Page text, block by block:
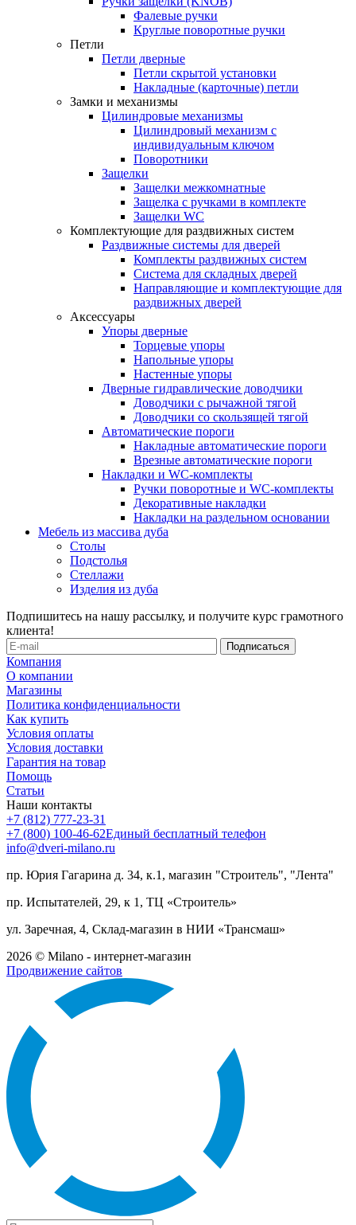
Фалевые ручки
Круглые поворотные ручки
Петли
Петли дверные
Петли скрытой установки
Накладные (карточные) петли
Замки и механизмы
Цилиндровые механизмы
Цилиндровый механизм с
индивидуальным ключом
Поворотники
Защелки
Защелки межкомнатные
Защелка с ручками в комплекте
Защелки WC
Комплектующие для раздвижных систем
Раздвижные системы для дверей
Комплекты раздвижных систем
Система для складных дверей
Направляющие и комплектующие для
раздвижных дверей
Аксессуары
Упоры дверные
Торцевые упоры
Напольные упоры
Настенные упоры
Дверные гидравлические доводчики
Доводчики с рычажной тягой
Доводчики со скользящей тягой
Автоматические пороги
Накладные автоматические пороги
Врезные автоматические пороги
Накладки и WC-комплекты
Ручки поворотные и WC-комплекты
Декоративные накладки
Накладки на раздельном основании
Мебель из массива дуба
Столы
Подстолья
Стеллажи
Изделия из дуба
Подпишитесь на нашу рассылку, и получите курс грамотного
клиента!
Компания
О компании
Магазины
Политика конфиденциальности
Как купить
Условия оплаты
Условия доставки
Гарантия на товар
Помощь
Статьи
Наши контакты
+7 (812) 777-23-31
+7 (800) 100-46-62Единый бесплатный телефон
info@dveri-milano.ru
пр. Юрия Гагарина д. 34, к.1, магазин "Строитель", "Лента"
пр. Испытателей, 29, к 1, ТЦ «Строитель»
ул. Заречная, 4, Склад-магазин в НИИ «Трансмаш»
2026 © Milano - интернет-магазин
Продвижение сайтов